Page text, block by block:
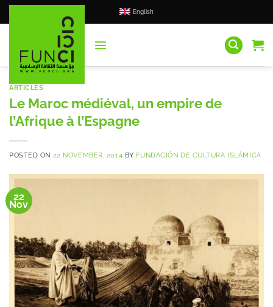
Skip
to
English
ARTICLES
Le Maroc médiéval, un empire de
l’Afrique à l’Espagne
POSTED ON 22 NOVEMBER, 2014 BY FUNDACIÓN DE CULTURA ISLÁMICA
22
Nov